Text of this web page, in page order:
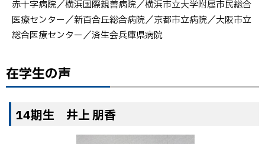
赤十字病院／横浜国際親善病院／横浜市立大学附属市民総合
医療センター／新百合丘総合病院／京都市立病院／大阪市立
総合医療センター／済生会兵庫県病院
在学生の声
14期生 井上 朋香